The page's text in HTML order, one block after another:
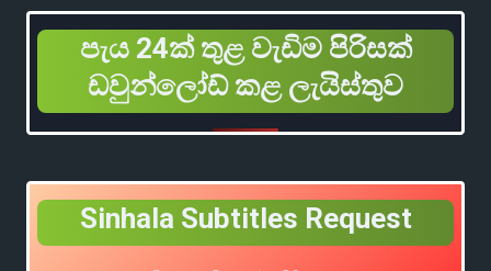
පැය 24ක් තුළ වැඩිම පිරිසක්
ඩවුන්ලෝඩ් කළ ලැයිස්තුව
Sinhala Subtitles Request